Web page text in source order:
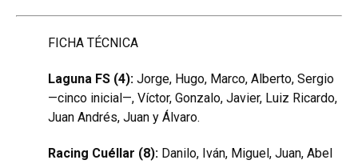
FICHA TÉCNICA
Laguna FS (4): Jorge, Hugo, Marco, Alberto, Sergio
—cinco inicial—, Víctor, Gonzalo, Javier, Luiz Ricardo,
Juan Andrés, Juan y Álvaro.
Racing Cuéllar (8): Danilo, Iván, Miguel, Juan, Abel